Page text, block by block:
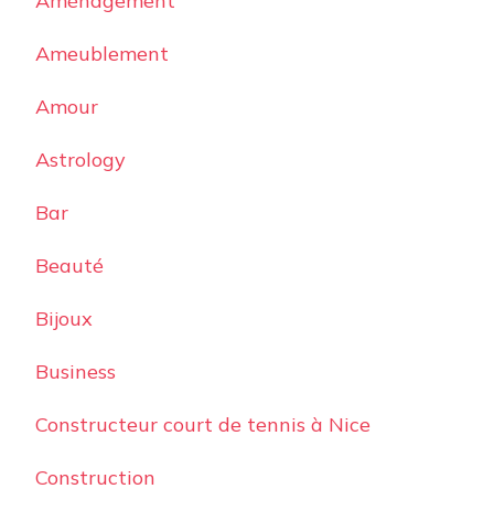
Ameublement
Amour
Astrology
Bar
Beauté
Bijoux
Business
Constructeur court de tennis à Nice
Construction